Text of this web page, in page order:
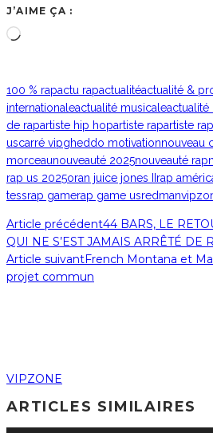
J’AIME ÇA :
Chargement…
100 % rapactu rapactualitéactualité &
internationaleactualité musicaleactualité
de rapartiste hip hopartiste rapartiste
uscarré vipgheddo motivationnouveau
morceaunouveauté 2025nouveauté rap
rap us 2025oran juice jones IIrap
tessrap gamerap game usredman
Article précédent44 BARS, LE
QUI NE S’EST JAMAIS ARRÊTÉ DE
Article suivantFrench Montana et
projet commun
VIPZONE
ARTICLES SIMILAIRES